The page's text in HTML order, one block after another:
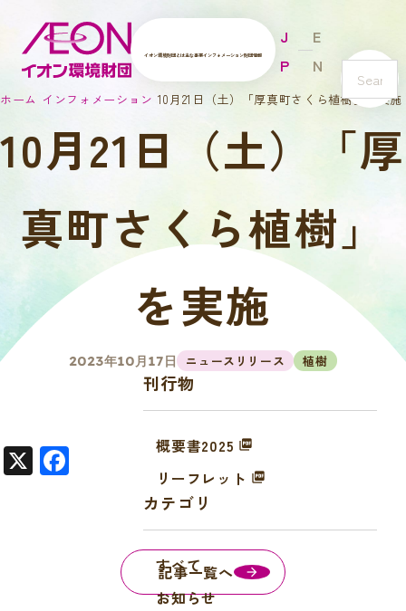
イオン環境財団とは主な事業インフォメーション財団情報
J
P
E
N
s
e
a
r
c
ホーム インフォメーション 10月21日（土）「厚真町さくら植樹」を実施
10月21日（土）「厚
真町さくら植樹」
を実施
2023年10月17日 ニュースリリース 植樹
X
記事一覧へ
刊行物
概要書2025
リーフレット
カテゴリ
すべて
お知らせ